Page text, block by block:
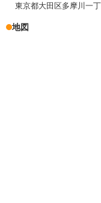
東京都大田区多摩川一
地図